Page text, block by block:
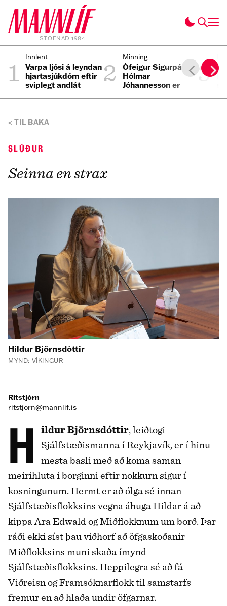
STOFNAÐ 1984
1 Innlent
Varpa ljósi á leyndan
hjartasjúkdóm eftir
sviplegt andlát
2 Minning
Ófeigur Sigurpáll
Hólmar
Jóhannesson er
3
TIL BAKA
SLÚÐUR
Seinna en strax
Hildur Björnsdóttir
MYND: VÍKINGUR
Ritstjórn
ritstjorn@mannlif.is
Hildur Björnsdóttir, leiðtogi
Sjálfstæðismanna í Reykjavík, er í hinu
mesta basli með að koma saman
meirihluta í borginni eftir nokkurn sigur í
kosningunum. Hermt er að ólga sé innan
Sjálfstæðisflokksins vegna áhuga Hildar á að
kippa Ara Edwald og Miðflokknum um borð. Þar
ráði ekki síst þau viðhorf að öfgaskoðanir
Miðflokksins muni skaða ímynd
Sjálfstæðisflokksins. Heppilegra sé að fá
Viðreisn og Framsóknarflokk til samstarfs
fremur en að hlaða undir öfgarnar.